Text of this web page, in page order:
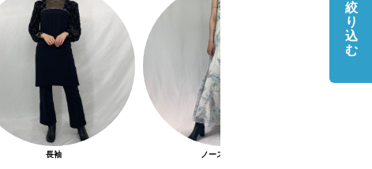
長袖 ノースリーブ
絞
り
込
む